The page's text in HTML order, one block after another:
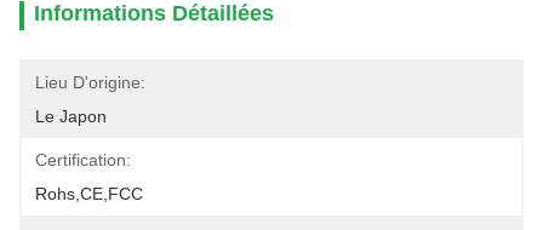
Informations Détaillées
Lieu D'origine:
Le Japon
Certification:
Rohs,CE,FCC